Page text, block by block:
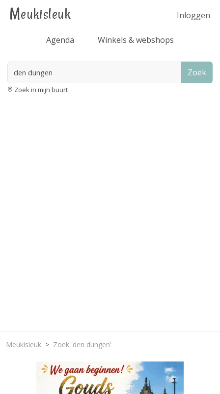
Meukisleuk Inloggen
Agenda Winkels & webshops
Zoek
Zoek in mijn buurt
Meukisleuk Zoek 'den dungen'